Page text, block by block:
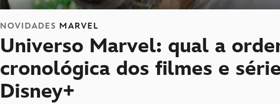
NOVIDADES MARVEL
Universo Marvel: qual a
cronológica dos filmes e
Disney+